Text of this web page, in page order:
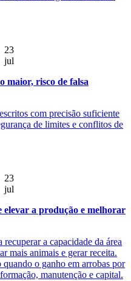
23
jul
maior, risco de falsa
com precisão suficiente
de limites e conflitos de
23
jul
elevar a produção e melhorar
a capacidade da área
mais animais e gerar receita.
o ganho em arrobas por
manutenção e capital.